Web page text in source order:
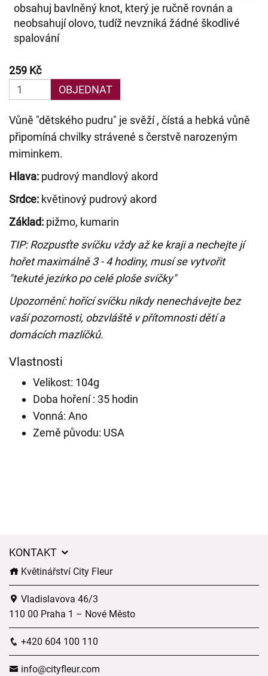
obsahuj bavlněný knot, který je ručně rovnán a
neobsahují olovo, tudíž nevzniká žádné škodlivé
spalování
259 Kč
OBJEDNAT
Vůně "dětského pudru" je svěží , čístá a hebká vůně
připomíná chvilky strávené s čerstvě narozeným
miminkem.
Hlava: pudrový mandlový akord
Srdce: květinový pudrový akord
Základ: pižmo, kumarin
TIP: Rozpusťte svíčku vždy až ke kraji a nechejte jí
hořet maximálně 3 - 4 hodiny, musí se vytvořit
"tekuté jezírko po celé ploše svíčky"
Upozornění: hořící svíčku nikdy nenechávejte bez
vaší pozornosti, obzvláště v přítomnosti dětí a
domácích mazlíčků.
Vlastnosti
Velikost: 104g
Doba hoření : 35 hodin
Vonná: Ano
Země původu: USA
KONTAKT
Květinářství City Fleur
Vladislavova 46/3
110 00 Praha 1 – Nové Město
+420 604 100 110
info@cityfleur.com